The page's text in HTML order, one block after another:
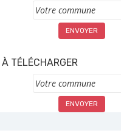
Commune
TÉLÉCHARGER
Commune